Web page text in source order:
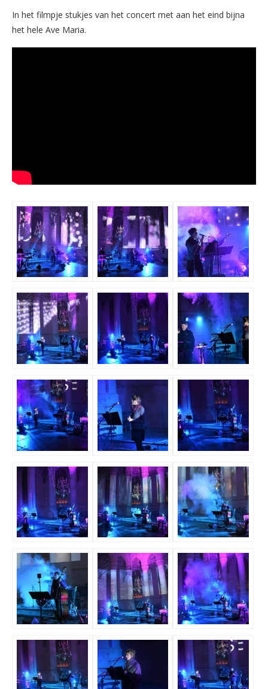
In het filmpje stukjes van het concert met aan het eind bijna
het hele Ave Maria.